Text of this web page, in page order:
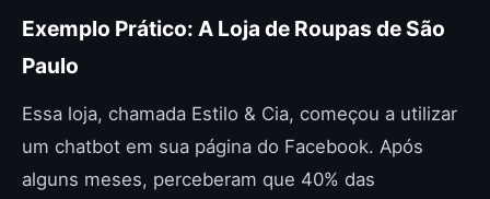
Exemplo Prático: A Loja de Roupas de São
Paulo
Essa loja, chamada Estilo & Cia, começou a utilizar
um chatbot em sua página do Facebook. Após
alguns meses, perceberam que 40% das